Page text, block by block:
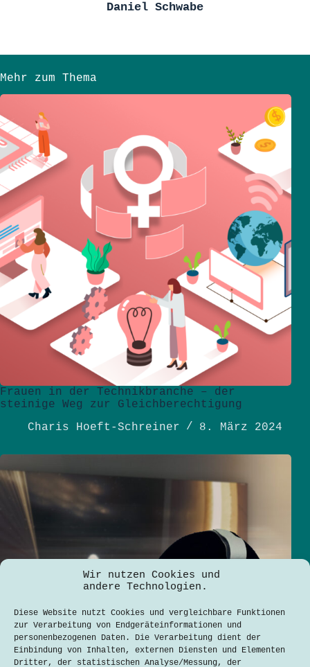
Wir nutzen Cookies und
andere Technologien.
Diese Website nutzt Cookies und vergleichbare Funktionen
zur Verarbeitung von Endgeräteinformationen und
personenbezogenen Daten. Die Verarbeitung dient der
Einbindung von Inhalten, externen Diensten und Elementen
Dritter, der statistischen Analyse/Messung, der
Daniel Schwabe
Mehr zum Thema
Frauen in der Technikbranche – der
steinige Weg zur Gleichberechtigung
Charis Hoeft-Schreiner
8. März 2024